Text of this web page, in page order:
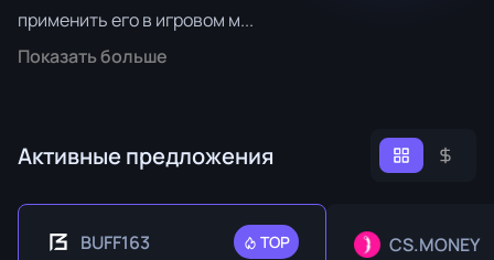
применить его в игровом м...
Показать больше
Активные предложения
BUFF163 TOP CS.MONEY